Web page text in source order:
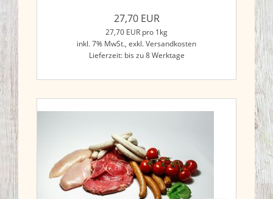
27,70 EUR
27,70 EUR pro 1kg
inkl. 7% MwSt., exkl. Versandkosten
Lieferzeit: bis zu 8 Werktage
Jetzt kaufen